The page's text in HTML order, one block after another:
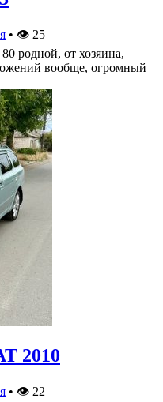
• 👁 25
родной, от хозяина,
вообще, огромный
2010
• 👁 22